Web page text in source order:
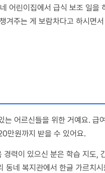
어린이집에서 급식 보조 일을
겨주는 게 보람차다고 하시면서
는 어르신들을 위한 거예요. 급
만원까지 받을 수 있어요.
력이 있으신 분은 학습 지도,
동네 복지관에서 한글 가르치시